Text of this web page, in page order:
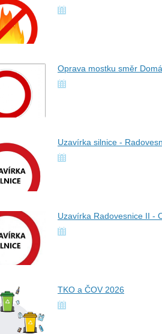
Oprava mostku směr
Uzavírka silnice -
Uzavírka Radovesnice II -
TKO a ČOV 2026